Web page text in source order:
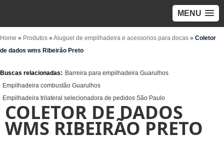
MENU
Home » Produtos »Aluguel de empilhadeira e acessorios para docas » Coletor
de dados wms Ribeirão Preto
Buscas relacionadas: Barreira para empilhadeira Guarulhos
Empilhadeira combustão Guarulhos
Empilhadeira trilateral selecionadora de pedidos São Paulo
COLETOR DE DADOS
WMS RIBEIRÃO PRETO